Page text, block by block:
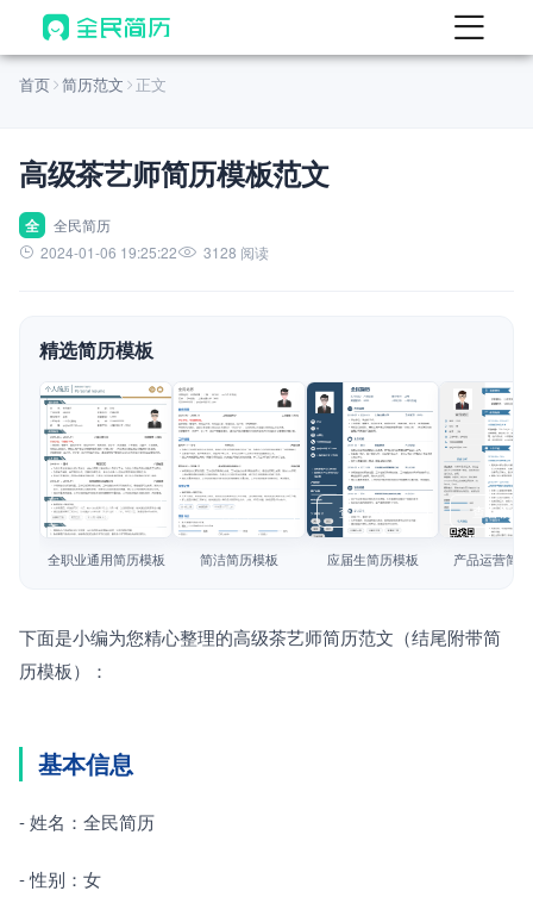
首页
AI 生成简历
AI 优化简历
AI 翻译简历
AI 模拟面试
面试自我介绍
AI 职场工具 New
简历模板
简历教程
首页 简历范文 正文
高级茶艺师简历模板范文
全
全民简历
2024-01-06 19:25:22
3128 阅读
精选简历模板
查看模板
全职业通用简历模板
查看模板
简洁简历模板
查看模板
应届生简历模板
查看模板
产品运营简
下面是小编为您精心整理的高级茶艺师简历范文（结尾附带简
历模板）：
基本信息
- 姓名：全民简历
- 性别：女